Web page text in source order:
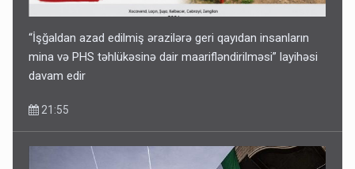
“İşğaldan azad edilmiş ərazilərə geri qayıdan insanların
mina və PHS təhlükəsinə dair maarifləndirilməsi” layihəsi
davam edir
21:55